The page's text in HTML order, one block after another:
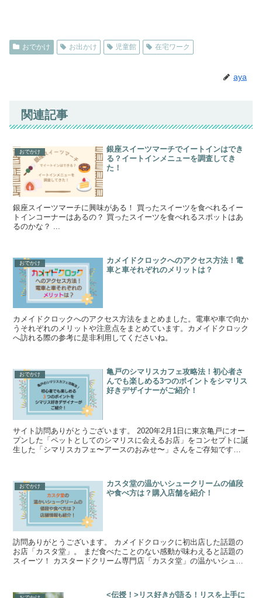
おでかけ お出かけ 児童館 在宅ワーク
aya
関連記事
おでかけ
銀座スイーツマーチでイートインはでき
る？イートインメニューを調査してき
た！
銀座スイーツマーチに興味がある！ 買ったスイーツを食べれるイー
トインコーナーはあるの？ 買ったスイーツを食べれるスポットはあ
るのかな？ ...
おでかけ
カメイドクロックへのアクセス方法！電
車と車それぞれのメリットは？
カメイドクロックへのアクセス方法をまとめました。電車や車で向か
うそれぞれのメリットや注意点をまとめています。カメイドクロック
へ訪れる際の参考に是非利用してくださいね。
おでかけ
亀戸のシマリスカフェ攻略法！初心者さ
んでも楽しめる3つのポイントをシマリス
好きデザイナーがご紹介！
サイト訪問ありがとうございます。 2020年2月1日に東京亀戸にオー
プンした「ペットとしてのシマリスに会えるお店」をコンセプトに誕
生した「シマリスカフェ〜アースのおみせ〜」さんをご存知です
おでかけ
カスタ堂の温かいシュークリームの値段
や食べ方は？購入店舗を紹介！
訪問ありがとうございます。 カメイドクロックに初出店した話題の
お店「カスタ堂」。 まだ食べたことのない感動が味わえると話題の
スイーツ！ カスタードクリーム専門店「カスタ堂」の温かいシュー
<伝授！>リス好きが語る！リスを上手に